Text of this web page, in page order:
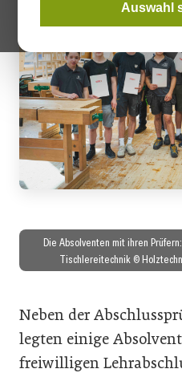
Auswahl
Die Absolventen mit ihren
Tischlereitechnik ©
Neben der
legten einige
freiwilligen